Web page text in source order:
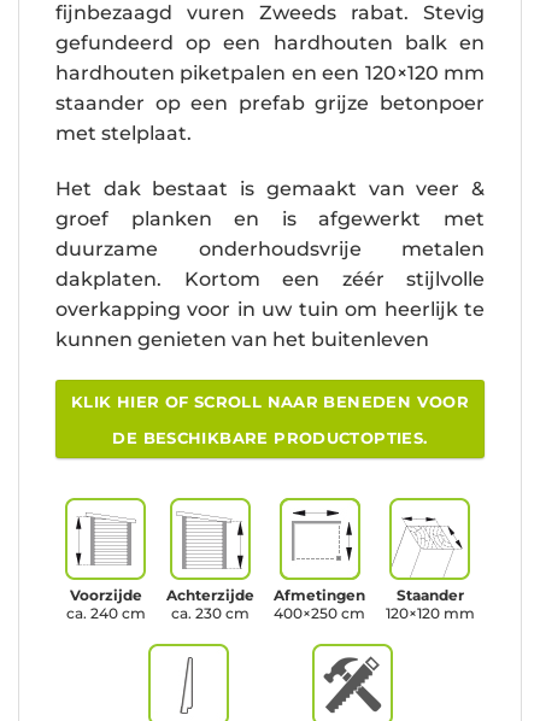
fijnbezaagd vuren Zweeds rabat. Stevig
gefundeerd op een hardhouten balk en
hardhouten piketpalen en een 120×120 mm
staander op een prefab grijze betonpoer
met stelplaat.
Het dak bestaat is gemaakt van veer &
groef planken en is afgewerkt met
duurzame onderhoudsvrije metalen
dakplaten. Kortom een zéér stijlvolle
overkapping voor in uw tuin om heerlijk te
kunnen genieten van het buitenleven
KLIK HIER OF SCROLL NAAR BENEDEN VOOR
DE BESCHIKBARE PRODUCTOPTIES.
Voorzijde
ca. 240 cm
Achterzijde
ca. 230 cm
Afmetingen
400×250 cm
Staander
120×120 mm